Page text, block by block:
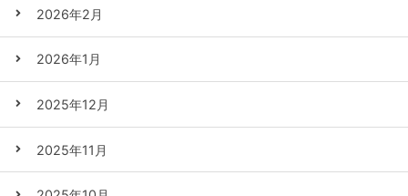
2026年2月
2026年1月
2025年12月
2025年11月